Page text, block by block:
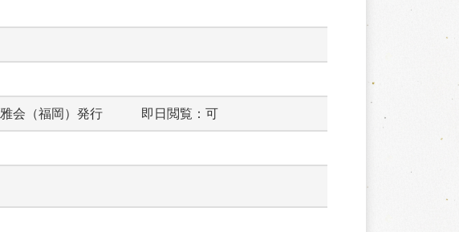
会（福岡）発行　　　即日閲覧：可